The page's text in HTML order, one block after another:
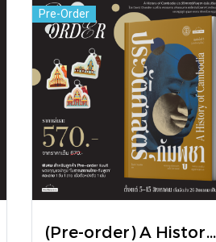
Pre-Order
(Pre-order) A History of Cambodia ประวัติศาสตร์กัมพูชา (ฉบับปรับปรุงใหม่) / David Chandler / มติชน